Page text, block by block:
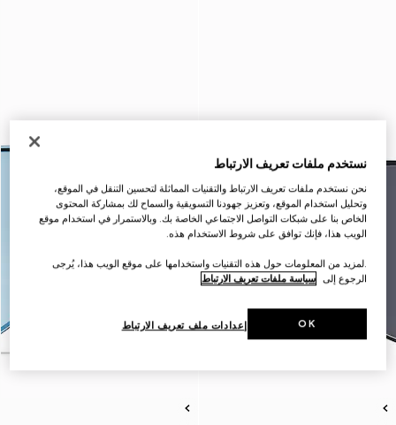
نستخدم ملفات تعريف الارتباط
نحن نستخدم ملفات تعريف الارتباط والتقنيات المماثلة لتحسين التنقل في الموقع،
وتحليل استخدام الموقع، وتعزيز جهودنا التسويقية والسماح لك بمشاركة المحتوى
الخاص بنا على شبكات التواصل الاجتماعي الخاصة بك. وبالاستمرار في استخدام موقع
الويب هذا، فإنك توافق على شروط الاستخدام هذه.
.لمزيد من المعلومات حول هذه التقنيات واستخدامها على موقع الويب هذا، يُرجى
الرجوع إلى سياسة ملفات تعريف الارتباط
إعدادات ملف تعريف الارتباط OK